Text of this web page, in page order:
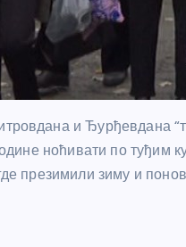
и Ђурђевдана
ноћивати по туђим
презимили зиму и